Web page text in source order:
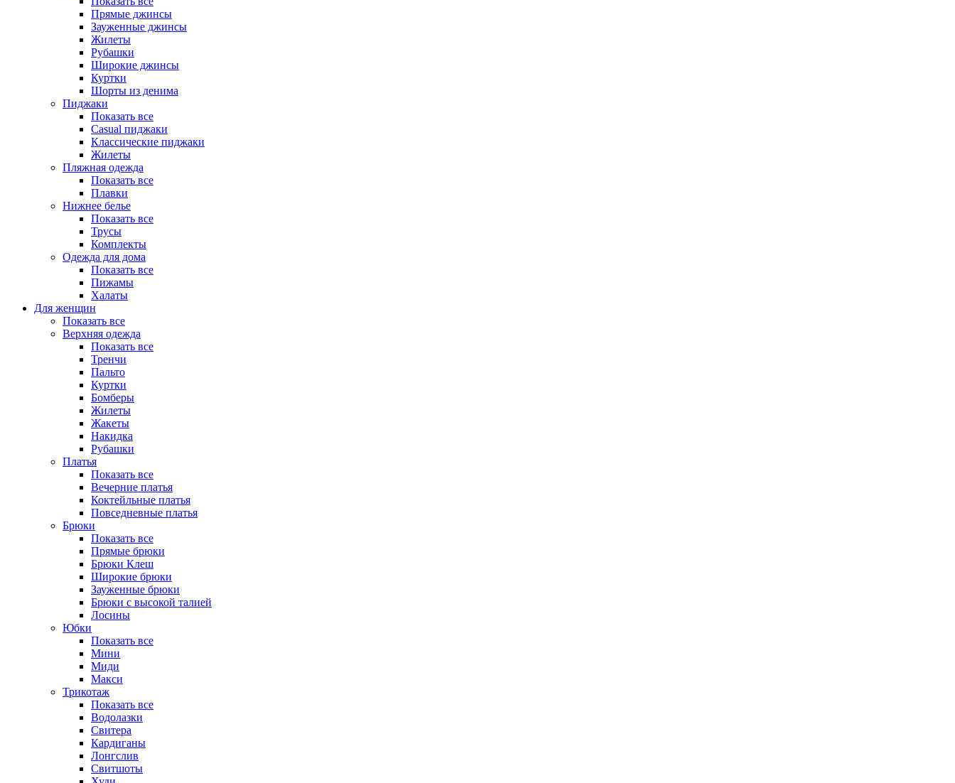
Прямые джинсы
Зауженные джинсы
Жилеты
Рубашки
Широкие джинсы
Куртки
Шорты из денима
Пиджаки
Показать все
Casual пиджаки
Классические пиджаки
Жилеты
Пляжная одежда
Показать все
Плавки
Нижнее белье
Показать все
Трусы
Комплекты
Одежда для дома
Показать все
Пижамы
Халаты
Для женщин
Показать все
Верхняя одежда
Показать все
Тренчи
Пальто
Куртки
Бомберы
Жилеты
Жакеты
Накидка
Рубашки
Платья
Показать все
Вечерние платья
Коктейльные платья
Повседневные платья
Брюки
Показать все
Прямые брюки
Брюки Клеш
Широкие брюки
Зауженные брюки
Брюки с высокой талией
Лосины
Юбки
Показать все
Мини
Миди
Макси
Трикотаж
Показать все
Водолазки
Свитера
Кардиганы
Лонгслив
Свитшоты